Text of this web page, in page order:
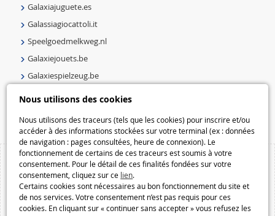
Nous utilisons des cookies
Nous utilisons des traceurs (tels que les cookies) pour inscrire et/ou
accéder à des informations stockées sur votre terminal (ex : données
de navigation : pages consultées, heure de connexion). Le
fonctionnement de certains de ces traceurs est soumis à votre
consentement. Pour le détail de ces finalités fondées sur votre
consentement, cliquez sur ce lien.
Certains cookies sont nécessaires au bon fonctionnement du site et
de nos services. Votre consentement n’est pas requis pour ces
cookies. En cliquant sur « continuer sans accepter » vous refusez les
Galaxiajuguete.es
Galassiagiocattoli.it
Speelgoedmelkweg.nl
Galaxiejouets.be
Galaxiespielzeug.be